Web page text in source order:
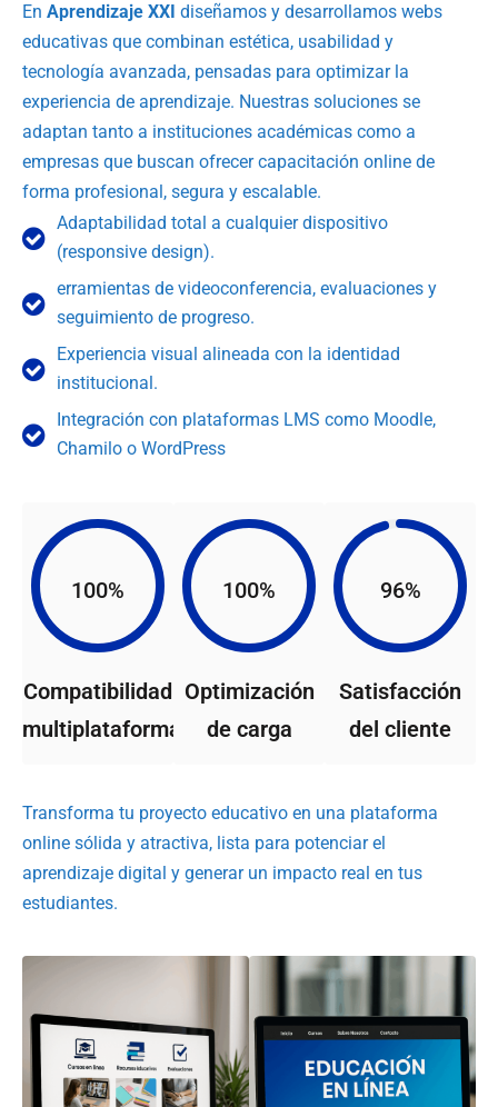
En Aprendizaje XXI diseñamos y desarrollamos webs
educativas que combinan estética, usabilidad y
tecnología avanzada, pensadas para optimizar la
experiencia de aprendizaje. Nuestras soluciones se
adaptan tanto a instituciones académicas como a
empresas que buscan ofrecer capacitación online de
forma profesional, segura y escalable.
Adaptabilidad total a cualquier dispositivo
(responsive design).
erramientas de videoconferencia, evaluaciones y
seguimiento de progreso.
Experiencia visual alineada con la identidad
institucional.
Integración con plataformas LMS como Moodle,
Chamilo o WordPress
100%
Compatibilidad
multiplataforma
100%
Optimización
de carga
96%
Satisfacción
del cliente
Transforma tu proyecto educativo en una plataforma
online sólida y atractiva, lista para potenciar el
aprendizaje digital y generar un impacto real en tus
estudiantes.